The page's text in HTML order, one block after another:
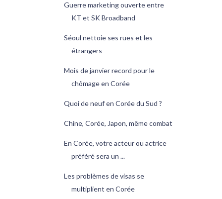
Guerre marketing ouverte entre
KT et SK Broadband
Séoul nettoie ses rues et les
étrangers
Mois de janvier record pour le
chômage en Corée
Quoi de neuf en Corée du Sud ?
Chine, Corée, Japon, même combat
En Corée, votre acteur ou actrice
préféré sera un ...
Les problèmes de visas se
multiplient en Corée